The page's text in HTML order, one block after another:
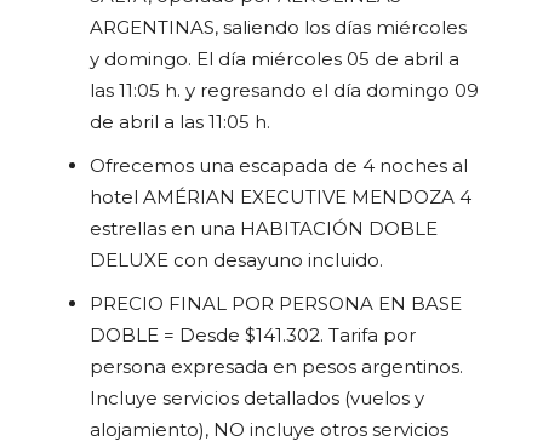
ARGENTINAS, saliendo los días miércoles
y domingo. El día miércoles 05 de abril a
las 11:05 h. y regresando el día domingo 09
de abril a las 11:05 h.
Ofrecemos una escapada de 4 noches al
hotel AMÉRIAN EXECUTIVE MENDOZA 4
estrellas en una HABITACIÓN DOBLE
DELUXE con desayuno incluido.
PRECIO FINAL POR PERSONA EN BASE
DOBLE = Desde $141.302. Tarifa por
persona expresada en pesos argentinos.
Incluye servicios detallados (vuelos y
alojamiento), NO incluye otros servicios